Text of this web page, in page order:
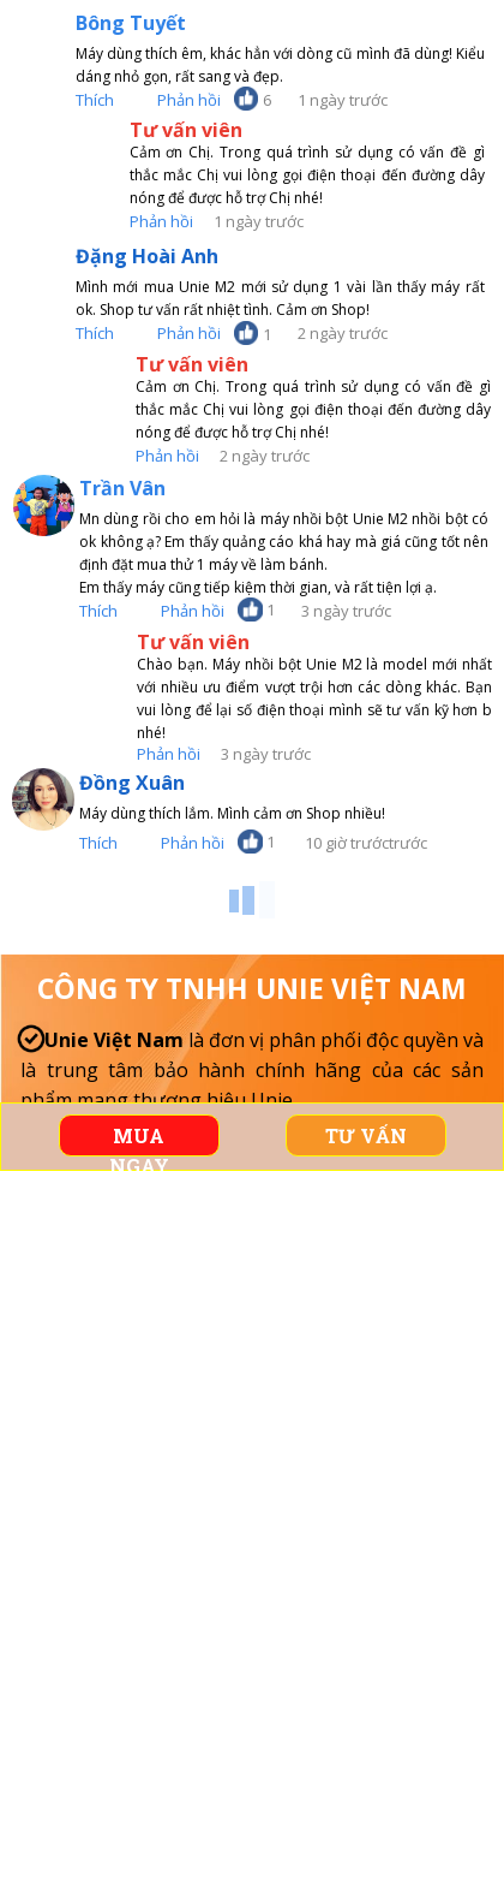
6
1
1
1
Bông Tuyết
Máy dùng thích êm, khác hẳn với dòng cũ mình đã dùng! Kiểu
dáng nhỏ gọn, rất sang và đẹp.
Đặng Hoài Anh
Mình mới mua Unie M2 mới sử dụng 1 vài lần thấy máy rất
ok. Shop tư vấn rất nhiệt tình. Cảm ơn Shop!
Trần Vân
Mn dùng rồi cho em hỏi là máy nhồi bột Unie M2 nhồi bột có
ok không ạ? Em thấy quảng cáo khá hay mà giá cũng tốt nên
định đặt mua thử 1 máy về làm bánh.
Em thấy máy cũng tiếp kiệm thời gian, và rất tiện lợi ạ.
Đồng Xuân
Máy dùng thích lắm. Mình cảm ơn Shop nhiều!
Thích Phản hồi 1 ngày trước
Thích Phản hồi 2 ngày trước
Thích Phản hồi 3 ngày trước
Thích Phản hồi 10 giờ trướctrước
Tư vấn viên
Cảm ơn Chị. Trong quá trình sử dụng có vấn đề gì
thắc mắc Chị vui lòng gọi điện thoại đến đường dây
nóng để được hỗ trợ Chị nhé!
Phản hồi 1 ngày trước
Tư vấn viên
Cảm ơn Chị. Trong quá trình sử dụng có vấn đề gì
thắc mắc Chị vui lòng gọi điện thoại đến đường dây
nóng để được hỗ trợ Chị nhé!
Phản hồi 2 ngày trước
Tư vấn viên
Chào bạn. Máy nhồi bột Unie M2 là model mới nhất
với nhiều ưu điểm vượt trội hơn các dòng khác. Bạn
vui lòng để lại số điện thoại mình sẽ tư vấn kỹ hơn b
nhé!
Phản hồi 3 ngày trước
CÔNG TY TNHH UNIE VIỆT NAM
Unie Việt Namlà đơn vị phân phối độc quyền và
là trung tâm bảo hành chính hãng của các sản
phẩm mang thương hiệu Unie.
Sản phẩm nhập khẩu chính ngạch. Có chứng
nhận xuất xứ (CO), chứng nhận chất lượng sản
TƯ VẤN
MUA
NGAY